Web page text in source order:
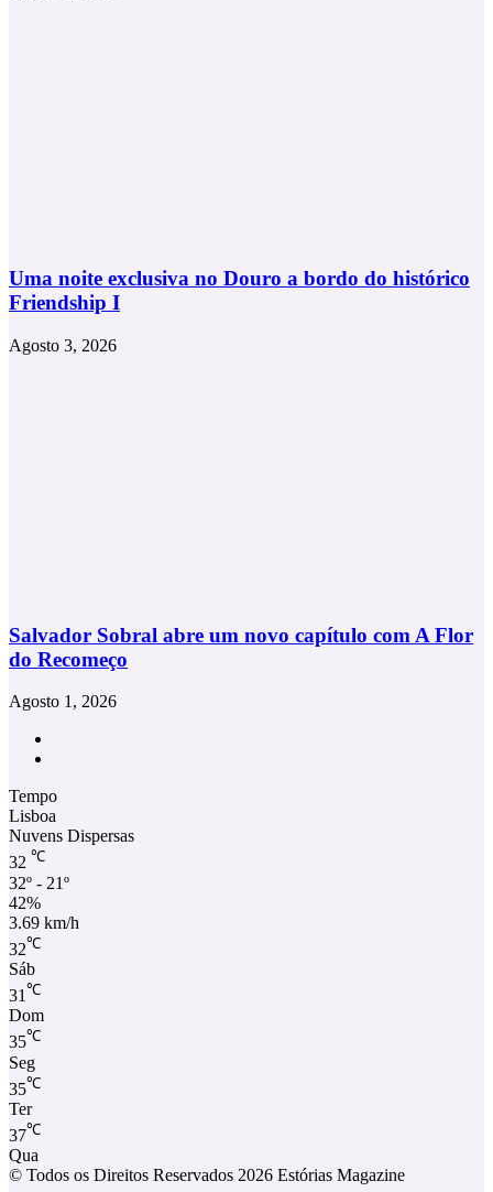
Uma noite exclusiva no Douro a bordo do histórico
Friendship I
Agosto 3, 2026
Salvador Sobral abre um novo capítulo com A Flor
do Recomeço
Agosto 1, 2026
Tempo
Lisboa
Nuvens Dispersas
32 ℃
32º - 21º
42%
3.69 km/h
32℃
Sáb
31 ℃
Dom
35℃
Seg
35℃
Ter
37℃
Qua
© Todos os Direitos Reservados 2026 Estórias Magazine